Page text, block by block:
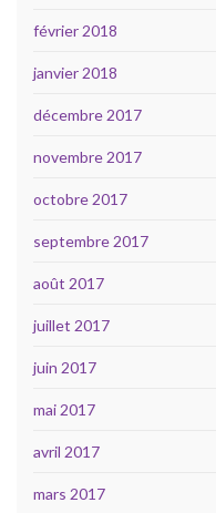
février 2018
janvier 2018
décembre 2017
novembre 2017
octobre 2017
septembre 2017
août 2017
juillet 2017
juin 2017
mai 2017
avril 2017
mars 2017